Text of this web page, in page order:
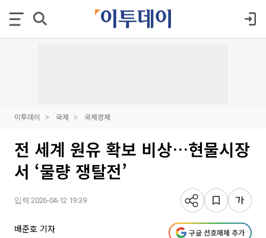
이투데이 국제 국제경제
전 세계 원유 확보 비상…현물시장
서 ‘물량 쟁탈전’
입력 2026-04-12 19:39
배준호 기자 구글 선호매체 추가